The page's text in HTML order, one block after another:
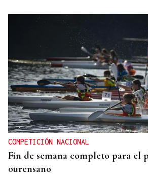
COMPETICIÓN NACIONAL
Fin de semana completo para el
ourensano